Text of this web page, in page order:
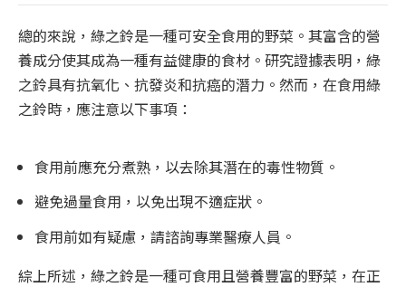
總的來說，綠之鈴是一種可安全食用的野菜。其富含的營
養成分使其成為一種有益健康的食材。研究證據表明，綠
之鈴具有抗氧化、抗發炎和抗癌的潛力。然而，在食用綠
之鈴時，應注意以下事項：
食用前應充分煮熟，以去除其潛在的毒性物質。
避免過量食用，以免出現不適症狀。
食用前如有疑慮，請諮詢專業醫療人員。
綜上所述，綠之鈴是一種可食用且營養豐富的野菜，在正